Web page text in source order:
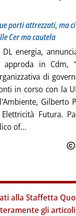
porti attrezzati, ma
Cer ma cautela
energia,
approda in Cdm,
di
in corso con la
Gilberto
Futura.
of...
alla Staffetta
gli